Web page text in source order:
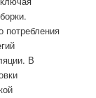
потребления
В